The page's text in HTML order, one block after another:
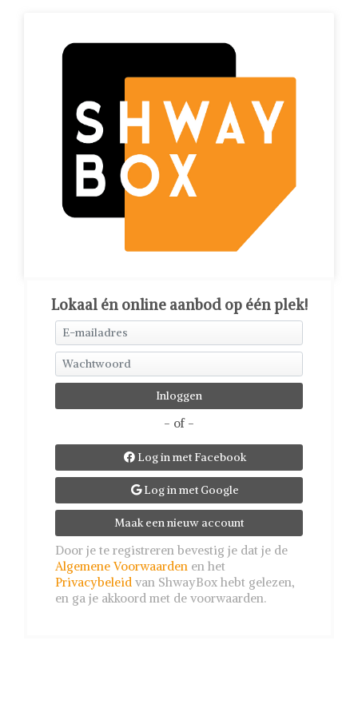
Lokaal én online aanbod op één plek!
- of -
Log in met Facebook
Log in met Google
Maak een nieuw account
Door je te registreren bevestig je dat je de
Algemene Voorwaarden en het
Privacybeleid van ShwayBox hebt gelezen,
en ga je akkoord met de voorwaarden.